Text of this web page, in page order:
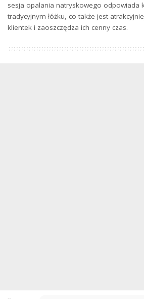
sesja opalania natryskowego odpowiada
tradycyjnym łóżku, co także jest
klientek i zaoszczędza ich cenny czas.